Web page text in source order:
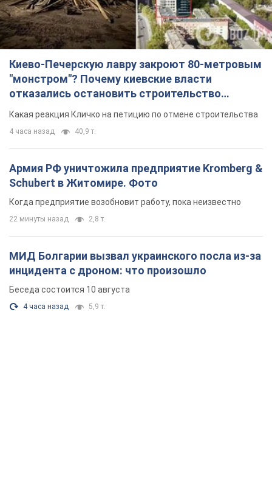
4 часа назад 40,9 т.
Армия РФ уничтожила предприятие Kromberg &
Schubert в Житомире. Фото
Когда предприятие возобновит работу, пока неизвестно
22 минуты назад 2,8 т.
МИД Болгарии вызвал украинского посла из-за
инцидента с дроном: что произошло
Беседа состоится 10 августа
4 часа назад 5,9 т.